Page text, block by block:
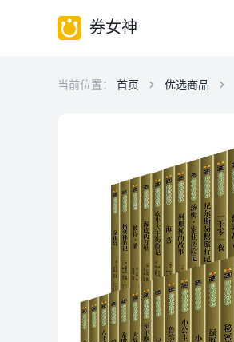
券女神
当前位置： 首页 优选商品